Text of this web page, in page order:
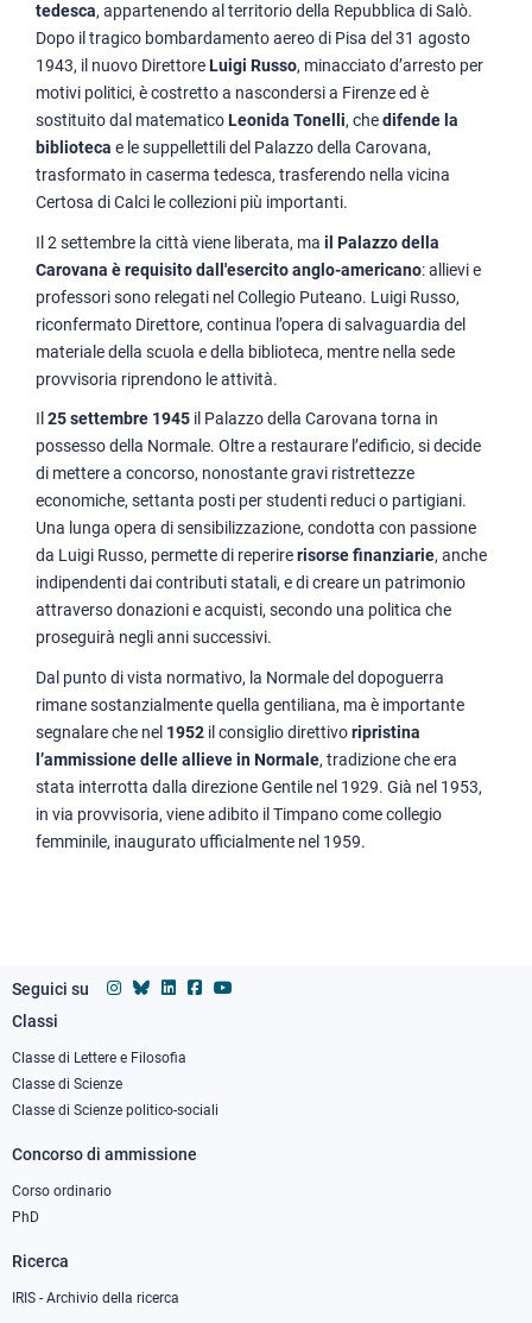
Statuto, Regolamenti e Codice etico
Equità, diversità, inclusione, benessere
Sostenibilità ambientale
Assicurazione della qualità
La comunicazione
tedesca, appartenendo al territorio della Repubblica di Salò.
Dopo il tragico bombardamento aereo di Pisa del 31 agosto
1943, il nuovo DirettoreLuigi Russo, minacciato d’arresto per
motivi politici, è costretto a nascondersi a Firenze ed è
sostituito dal matematicoLeonida Tonelli, chedifende la
biblioteca e le suppellettili del Palazzo della Carovana,
trasformato in caserma tedesca, trasferendo nella vicina
Certosa di Calci le collezioni più importanti.
Il 2 settembre la città viene liberata, ma il Palazzo della
Carovana è requisito dall'esercito anglo-americano: allievi e
professori sono relegati nel Collegio Puteano. Luigi Russo,
riconfermato Direttore, continua l’opera di salvaguardia del
materiale della scuola e della biblioteca, mentre nella sede
provvisoria riprendono le attività.
Il 25 settembre 1945 il Palazzo della Carovana torna in
possesso della Normale. Oltre a restaurare l’edificio, si decide
di mettere a concorso, nonostante gravi ristrettezze
economiche, settanta posti per studenti reduci o partigiani.
Una lunga opera di sensibilizzazione, condotta con passione
da Luigi Russo, permette di reperirerisorse finanziarie, anche
indipendenti dai contributi statali, e di creare un patrimonio
attraverso donazioni e acquisti, secondo una politica che
proseguirà negli anni successivi.
Dal punto di vista normativo, la Normale del dopoguerra
rimane sostanzialmente quella gentiliana, ma è importante
segnalare che nel 1952 il consiglio direttivoripristina
l’ammissione delle allieve in Normale, tradizione che era
stata interrotta dalla direzione Gentile nel 1929. Già nel 1953,
in via provvisoria, viene adibito il Timpano come collegio
femminile, inaugurato ufficialmente nel 1959.
Seguici su
Footer
column
1
Classi
Classe di Lettere e Filosofia
Classe di Scienze
Classe di Scienze politico-sociali
Concorso di ammissione
Corso ordinario
PhD
Ricerca
IRIS - Archivio della ricerca